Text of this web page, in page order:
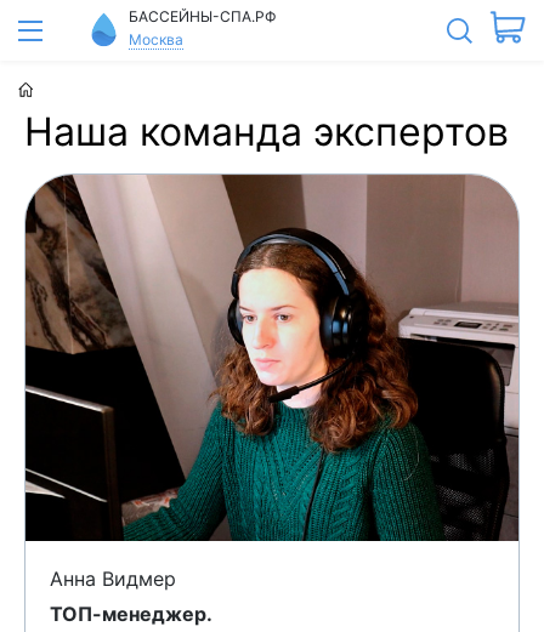
БАССЕЙНЫ-СПА.РФ
Москва
Наша команда экспертов
Анна Видмер
TOП-менеджер.